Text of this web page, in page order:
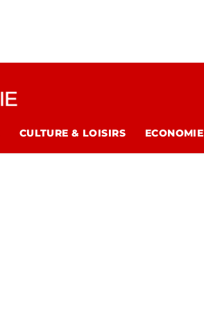
CULTURE & LOISIRS ECONOMIE